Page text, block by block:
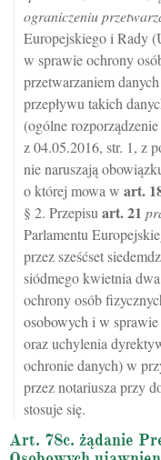
ograniczeniu
Europejskiego i Rady
w sprawie ochrony
przetwarzaniem
przepływu takich
(ogólne
z 04.05.2016, str. 1, z
nie naruszają
o której mowa w art.
§ 2. Przepisu art.21
Parlamentu
przez sześćset
siódmego kwietnia
ochrony osób
osobowych i w
oraz uchylenia
ochronie danych) w
przez notariusza przy
stosuje się.
Art. 78c. żądanie